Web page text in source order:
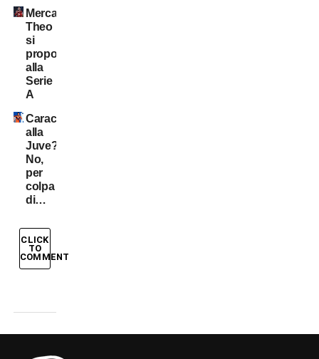
Mercato:
Theo
si
propone
alla
Serie
A
Caracciolo
alla
Juve?
No,
per
colpa
di…
CLICK
TO
COMMENT